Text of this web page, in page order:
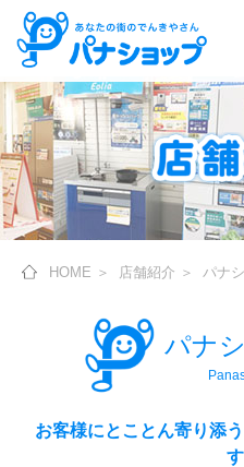
HOME ＞ 店舗紹介 ＞ パナ
パナ
お客様にとことん寄り添
す